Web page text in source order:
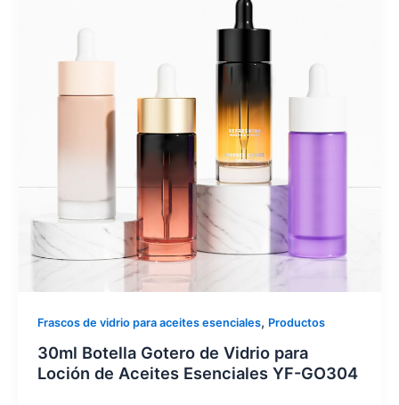
Frascos de vidrio para aceites esenciales, Productos
30ml Botella Gotero de Vidrio para
Loción de Aceites Esenciales YF-GO304